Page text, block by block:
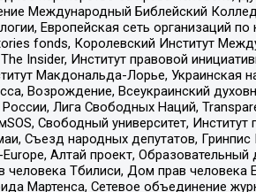
Международный Библейский
Европейская сеть организаций
fonds, Королевский Институт
Insider, Институт правовой
Макдональда-Лорье,
Возрождение, Всеукраинский
Лига Свободных Наций,
Свободный университет, Институт
Съезд народных депутатов,
Алтай проект,
Тбилиси, Дом прав
Мартенса, Сетевое объединение